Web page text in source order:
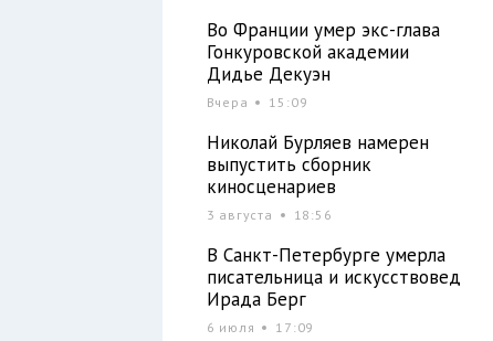
Во Франции умер экс-глава
Гонкуровской академии
Дидье Декуэн
Вчера 15:09
Николай Бурляев намерен
выпустить сборник
киносценариев
3 августа 18:56
В Санкт-Петербурге умерла
писательница и искусствовед
Ирада Берг
6 июля 17:09